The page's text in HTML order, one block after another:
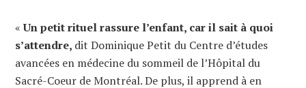
«Un petit rituel rassure l’enfant, car il sait à quoi
s’attendre, dit Dominique Petit du Centre d’études
avancées en médecine du sommeil de l’Hôpital du
Sacré-Coeur de Montréal. De plus, il apprend à en